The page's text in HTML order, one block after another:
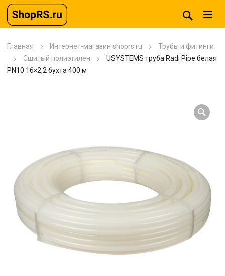
Главная Интернет-магазин shoprs.ru
Трубы и фитинги
Сшитый полиэтилен
USYSTEMS труба Radi Pipe белая
PN10 16×2,2 бухта 400 м